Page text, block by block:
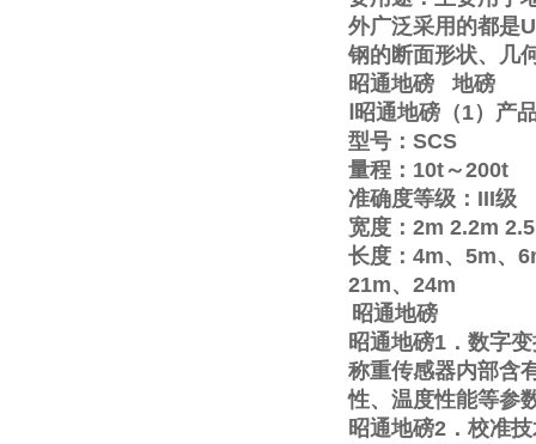
外广泛采用的都是U
钢的断面形状、几
昭通地磅
地磅
昭通地磅（1）产
型号： SCS
量程： 10t～200t
准确度等级： III级
宽度： 2m 2.2m
长度： 4m、 5m、
21m、 24m
昭通地磅
昭通地磅1 ．数字
称重传感器内部含
性、温度性能等参
昭通地磅2 ．校准